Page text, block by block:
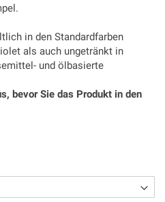
in den Standardfarben
als auch ungetränkt in
und ölbasierte
bevor Sie das Produkt in den